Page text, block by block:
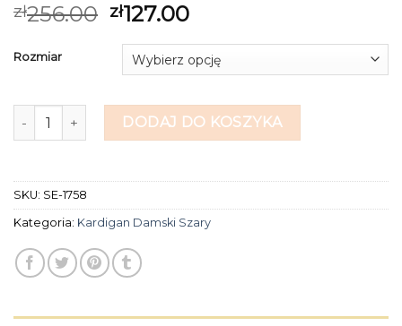
zł256.00 zł127.00
Rozmiar
ilość kardigan damski szaryDODAJ DO KOSZYKA
SKU: SE-1758
Kategoria: Kardigan Damski Szary